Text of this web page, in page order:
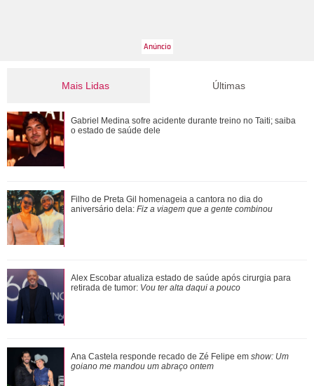
Mais Lidas
Alex Escobar atualiza estado de saúde após cirurgia para
retirada de tumor: Vou ter alta da...
Adriana fica sabendo por Pedro, Cléber e André que a
promotoria acatou as denúncias de Sue...
Ariana Grande anuncia pausa na carreira após críticas ao
corpo
Neymar Jr. brinca com Bruna Biancardi durante quadrilha e
cena viraliza; assista!
Últimas
Gabriel Medina sofre acidente durante treino no Taiti; saiba
o estado de saúde dele
Filho de Preta Gil homenageia a cantora no dia do
aniversário dela: Fiz a viagem que a gente combinou
Alex Escobar atualiza estado de saúde após cirurgia para
retirada de tumor: Vou ter alta daqui a pouco
Ana Castela responde recado de Zé Felipe em show: Um
goiano me mandou um abraço ontem